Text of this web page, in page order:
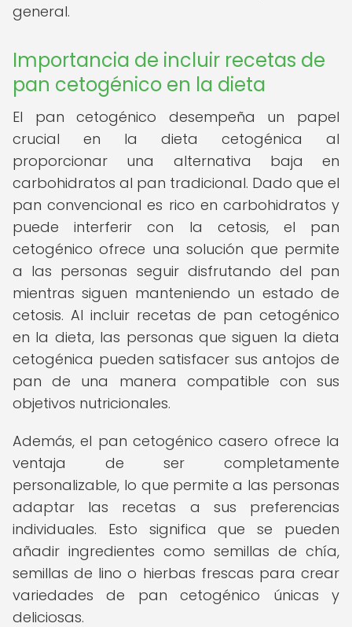
general.
Importancia de incluir recetas de
pan cetogénico en la dieta
El pan cetogénico desempeña un papel
crucial en la dieta cetogénica al
proporcionar una alternativa baja en
carbohidratos al pan tradicional. Dado que el
pan convencional es rico en carbohidratos y
puede interferir con la cetosis, el pan
cetogénico ofrece una solución que permite
a las personas seguir disfrutando del pan
mientras siguen manteniendo un estado de
cetosis. Al incluir recetas de pan cetogénico
en la dieta, las personas que siguen la dieta
cetogénica pueden satisfacer sus antojos de
pan de una manera compatible con sus
objetivos nutricionales.
Además, el pan cetogénico casero ofrece la
ventaja de ser completamente
personalizable, lo que permite a las personas
adaptar las recetas a sus preferencias
individuales. Esto significa que se pueden
añadir ingredientes como semillas de chía,
semillas de lino o hierbas frescas para crear
variedades de pan cetogénico únicas y
deliciosas.